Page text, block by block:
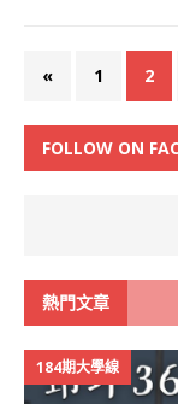
« 1 2
FOLLOW ON
熱門文章
184期大學線